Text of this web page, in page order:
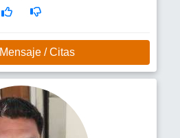
Mensaje / Citas